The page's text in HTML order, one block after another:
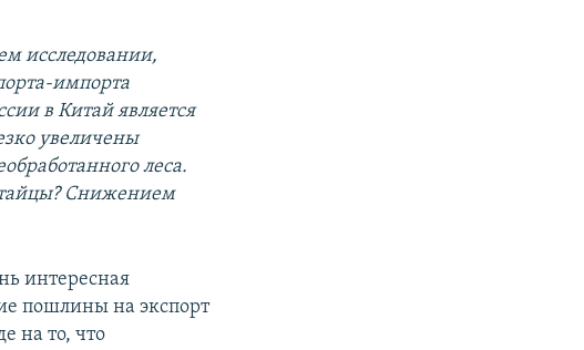
исследовании,
импорта
в Китай является
увеличены
леса.
Снижением
интересная
пошлины на экспорт
на то, что